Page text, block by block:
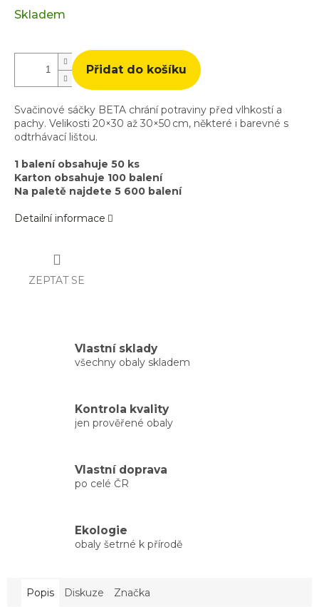
Měrná
Skladem
Přidat do košíku
Svačinové sáčky BETA chrání potraviny před vlhkostí a
pachy. Velikosti 20×30 až 30×50 cm, některé i barevné s
odtrhávací lištou.
1 balení obsahuje 50 ks
Karton obsahuje 100 balení
Na paletě najdete 5 600 balení
Detailní informace
ZEPTAT SE
Vlastní sklady
všechny obaly skladem
Kontrola kvality
jen prověřené obaly
Vlastní doprava
po celé ČR
Ekologie
obaly šetrné k přírodě
Popis Diskuze Značka